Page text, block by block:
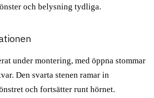
och belysning tydliga.
under montering, med öppna stommar
Den svarta stenen ramar in
och fortsätter runt hörnet.